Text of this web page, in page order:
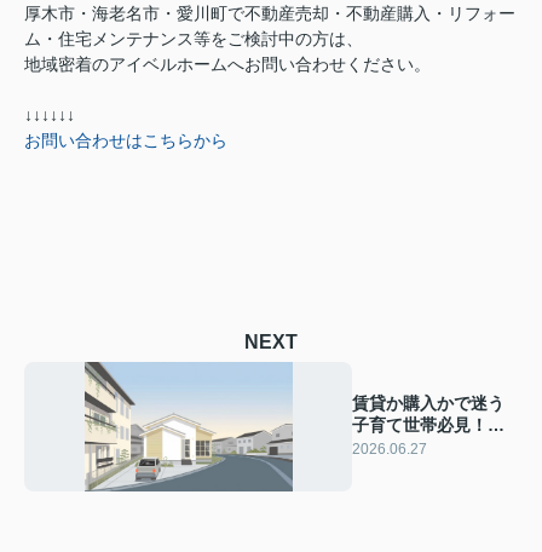
厚木市・海老名市・愛川町で不動産売却・不動産購入・リフォー
ム・住宅メンテナンス等をご検討中の方は、
地域密着のアイベルホームへお問い合わせください。
↓↓↓↓↓↓
お問い合わせはこちらから
NEXT
賃貸か購入かで迷う
子育て世帯必見！後
悔しない住まい選び
2026.06.27